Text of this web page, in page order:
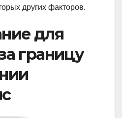
других факторов.
для
границу